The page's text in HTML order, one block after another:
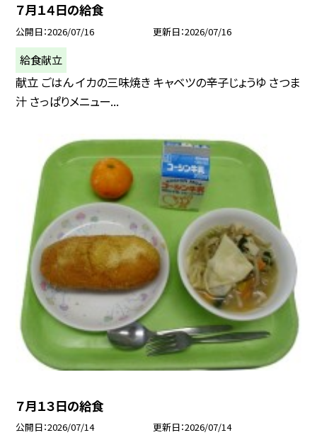
７月１４日の給食
公開日 2026/07/16 更新日 2026/07/16
給食献立
献立 ごはん イカの三味焼き キャベツの辛子じょうゆ さつま
汁 さっぱりメニュー...
７月１３日の給食
公開日 2026/07/14 更新日 2026/07/14